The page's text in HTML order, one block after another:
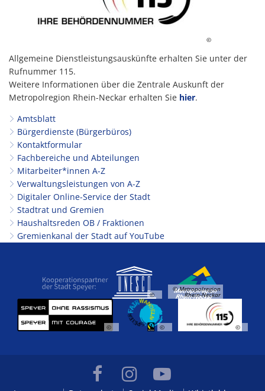
©
Allgemeine Dienstleistungsauskünfte erhalten Sie unter der
Rufnummer 115.
Weitere Informationen über die Zentrale Auskunft der
Metropolregion Rhein-Neckar erhalten Sie hier.
Amtsblatt
Bürgerdienste (Bürgerbüros)
Kontaktformular
Fachbereiche und Abteilungen
Mitarbeiter*innen A-Z
Verwaltungsleistungen von A-Z
Digitaler Online-Service der Stadt
Stadtrat und Gremien
Haushaltsreden OB / Fraktionen
Gremienkanal der Stadt auf YouTube
©
© Metropolregion
Rhein-Neckar
© © ©